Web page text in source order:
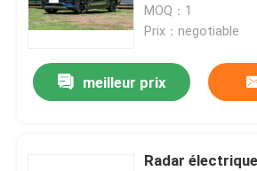
sièges
MOQ：1
Prix：negotiable
meilleur prix
Radar